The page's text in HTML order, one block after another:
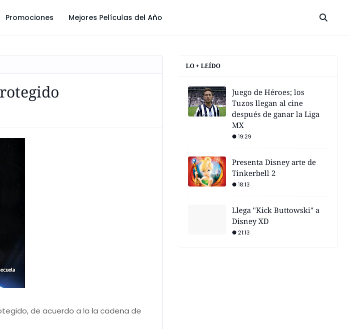
Promociones Mejores Películas del Año
de acuerdo a la la cadena de
LO + LEÍDO
Juego de Héroes; los
Tuzos llegan al cine
después de ganar la Liga
MX
19:29
Presenta Disney arte de
Tinkerbell 2
18:13
Llega "Kick Buttowski" a
Disney XD
21:13